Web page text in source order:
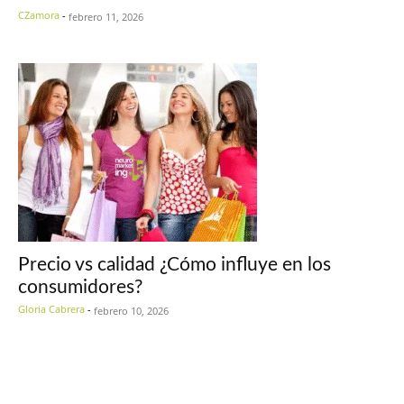
CZamora - febrero 11, 2026
Precio vs calidad ¿Cómo influye en los
consumidores?
Gloria Cabrera - febrero 10, 2026